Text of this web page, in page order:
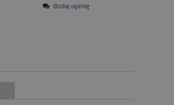
dodaj opinię